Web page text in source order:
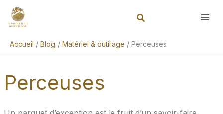
Accueil
Blog Matériel & outillage Perceuses
Perceuses
Rechercher